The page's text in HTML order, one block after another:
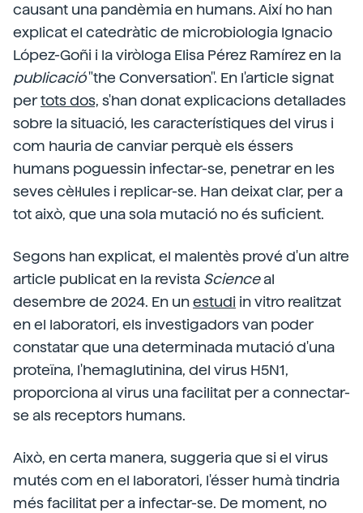
causant una pandèmia en humans. Així ho han
explicat el catedràtic de microbiologia Ignacio
López-Goñi i la viròloga Elisa Pérez Ramírez en la
publicació"the Conversation". En l'article signat
pertots dos, s'han donat explicacions detallades
sobre la situació, les característiques del virus i
com hauria de canviar perquè els éssers
humans poguessin infectar-se, penetrar en les
seves cèl·lules i replicar-se. Han deixat clar, per a
tot això, que una sola mutació no és suficient.
Segons han explicat, el malentès prové d'un altre
article publicat en la revista Scienceal
desembre de 2024. En unestudi in vitro realitzat
en el laboratori, els investigadors van poder
constatar que una determinada mutació d'una
proteïna, l'hemaglutinina, del virus H5N1,
proporciona al virus una facilitat per a connectar-
se als receptors humans.
Això, en certa manera, suggeria que si el virus
mutés com en el laboratori, l'ésser humà tindria
més facilitat per a infectar-se. De moment, no